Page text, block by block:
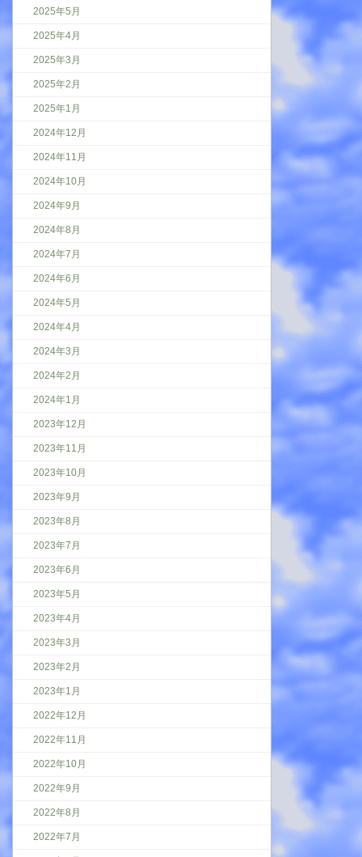
2025年5月
2025年4月
2025年3月
2025年2月
2025年1月
2024年12月
2024年11月
2024年10月
2024年9月
2024年8月
2024年7月
2024年6月
2024年5月
2024年4月
2024年3月
2024年2月
2024年1月
2023年12月
2023年11月
2023年10月
2023年9月
2023年8月
2023年7月
2023年6月
2023年5月
2023年4月
2023年3月
2023年2月
2023年1月
2022年12月
2022年11月
2022年10月
2022年9月
2022年8月
2022年7月